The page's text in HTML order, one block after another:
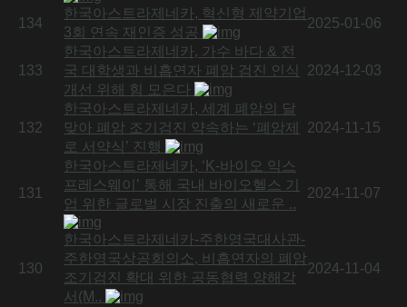
134
한국아스트라제네카, 혁신형 제약기업
3회 연속 재인증 성공
2025-01-06
133
한국아스트라제네카, 가수 바다 & 전
국 대학생과 비흡연자 폐암 검진 인식
개선 위해 힘 모은다
2024-12-03
132
한국아스트라제네카, 세계 폐암의 달
맞아 폐암 조기검진 약속하는 ‘폐암제
로 서약식’ 진행
2024-11-15
131
한국아스트라제네카, ‘K-바이오 익스
프레스웨이’ 통해 국내 바이오헬스 기
업 위한 글로벌 시장 진출의 새로운 ..
2024-11-07
130
한국아스트라제네카-주한영국대사관-
주한영국상공회의소, 비흡연자의 폐암
조기검진 확대 위한 공동협력 양해각
서(M..
2024-11-04